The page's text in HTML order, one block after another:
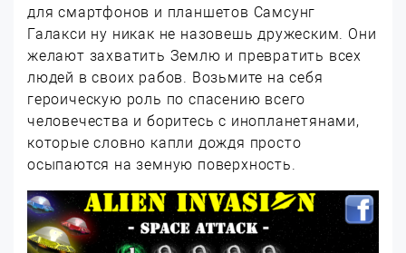
для смартфонов и планшетов Самсунг
Галакси ну никак не назовешь дружеским. Они
желают захватить Землю и превратить всех
людей в своих рабов. Возьмите на себя
героическую роль по спасению всего
человечества и боритесь с инопланетянами,
которые словно капли дождя просто
осыпаются на земную поверхность.